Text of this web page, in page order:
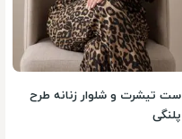
ست تیشرت و شلوار زنانه طرح
پلنگی